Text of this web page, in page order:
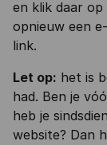
en klik daar op
opnieuw een
link.
Let op: het is
had. Ben je
heb je
website? Dan